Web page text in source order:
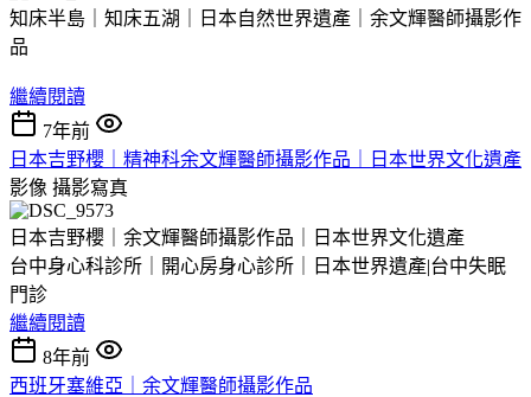
知床半島｜知床五湖｜日本自然世界遺產｜余文輝醫師攝影作
品
繼續閱讀
7年前
日本吉野櫻｜精神科余文輝醫師攝影作品｜日本世界文化遺產
影像 攝影寫真
日本吉野櫻｜余文輝醫師攝影作品｜日本世界文化遺產
台中身心科診所｜開心房身心診所｜日本世界遺產|台中失眠
門診
繼續閱讀
8年前
西班牙塞維亞｜余文輝醫師攝影作品